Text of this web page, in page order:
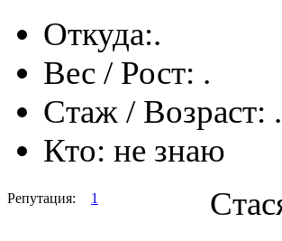
Откуда:.
Вес / Рост: .
Стаж / Возраст: .
Кто: не знаю
Репутация: 1